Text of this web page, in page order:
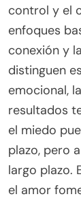
control y el
enfoques
conexión y
distinguen
emocional,
resultados
el miedo
plazo, pero
largo plazo.
el amor